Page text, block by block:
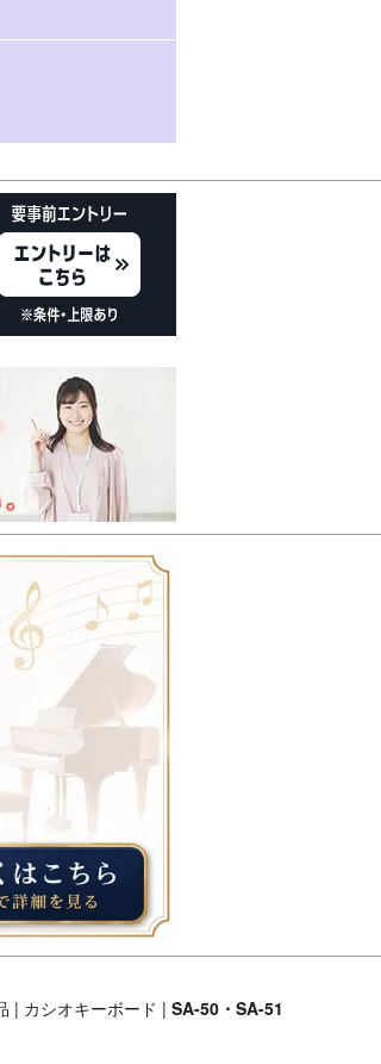
| カシオキーボード | SA-50・SA-51